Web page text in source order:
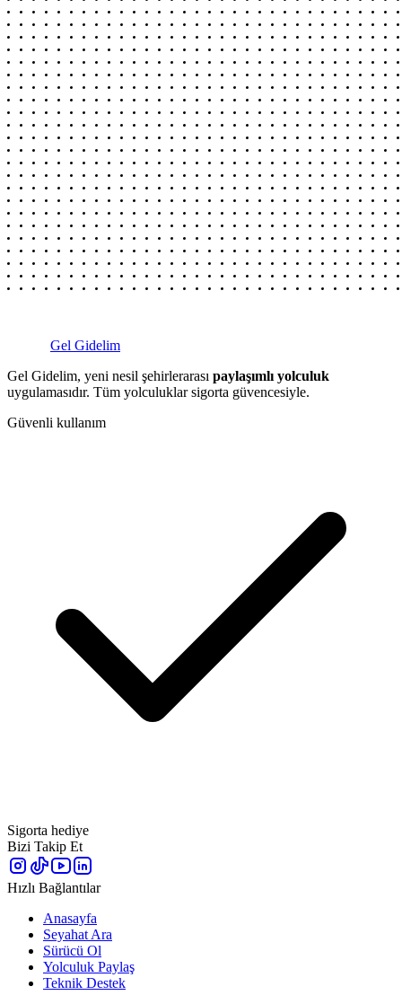
Gel Gidelim
Gel Gidelim, yeni nesil şehirlerarası paylaşımlı yolculuk
uygulamasıdır. Tüm yolculuklar sigorta güvencesiyle.
Güvenli kullanım
Sigorta hediye
Bizi Takip Et
Hızlı Bağlantılar
Anasayfa
Seyahat Ara
Sürücü Ol
Yolculuk Paylaş
Teknik Destek